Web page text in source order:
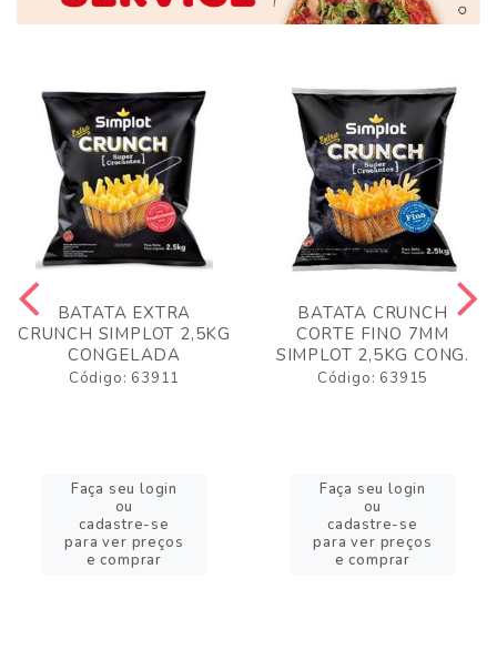
BATATA EXTRA
CRUNCH SIMPLOT 2,5KG
CONGELADA
Código: 63911
Faça seu login
ou
cadastre-se
para ver preços
e comprar
BATATA CRUNCH
CORTE FINO 7MM
SIMPLOT 2,5KG CONG.
Código: 63915
Faça seu login
ou
cadastre-se
para ver preços
e comprar